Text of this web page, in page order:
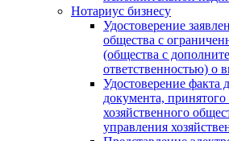
Нотариус бизнесу
Удостоверение
общества с
(общества с
ответственностью) о
Удостоверение факта
документа,
хозяйственного
управления